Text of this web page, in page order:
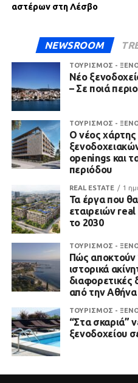
αστέρων στη Λέσβο
NEWSROOM
ΤΟΥΡΙΣΜΟΣ -
Νέο
– Σε ποιά
ΤΟΥΡΙΣΜΟΣ -
Ο νέος
openings και
περιόδου
REAL ESTATE 1
Τα έργα που
εταιρειών
το 2030
ΤΟΥΡΙΣΜΟΣ -
Πώς αποκτούν
ιστορικά
διαφορετικές
από την
ΤΟΥΡΙΣΜΟΣ -
“Στα σκαριά”
ξενοδοχείου